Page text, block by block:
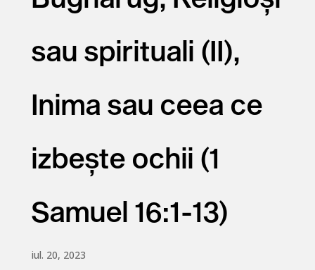
sau spirituali (II),
Inima sau ceea ce
izbește ochii (1
Samuel 16:1-13)
iul. 20, 2023